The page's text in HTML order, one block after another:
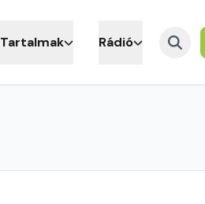
Tartalmak Rádió